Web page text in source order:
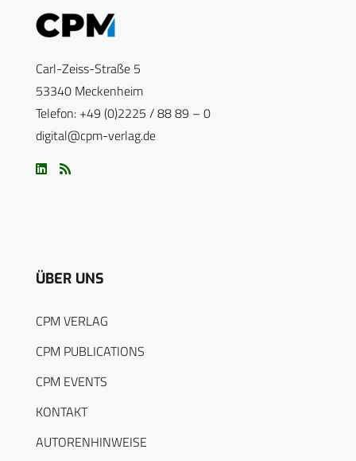
Carl-Zeiss-Straße 5
53340 Meckenheim
Telefon: +49 (0)2225 / 88 89 – 0
digital@cpm-verlag.de
ÜBER UNS
CPM VERLAG
CPM PUBLICATIONS
CPM EVENTS
KONTAKT
AUTORENHINWEISE